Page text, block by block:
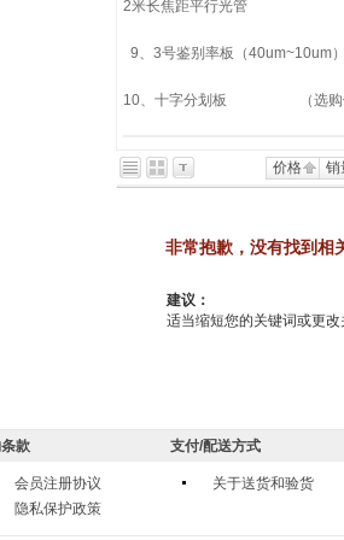
2米长焦距平行光管
9、3号鉴别率板（
10、十字分划板 （选购
价格 销
非常抱歉，没有找到相
建议：
适当缩短您的关键词或更改
款
会员注册协议
隐私保护政策
支付/配送方式
关于送货和验货